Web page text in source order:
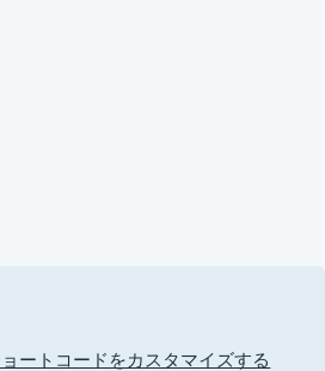
ートコードをカスタマイズする